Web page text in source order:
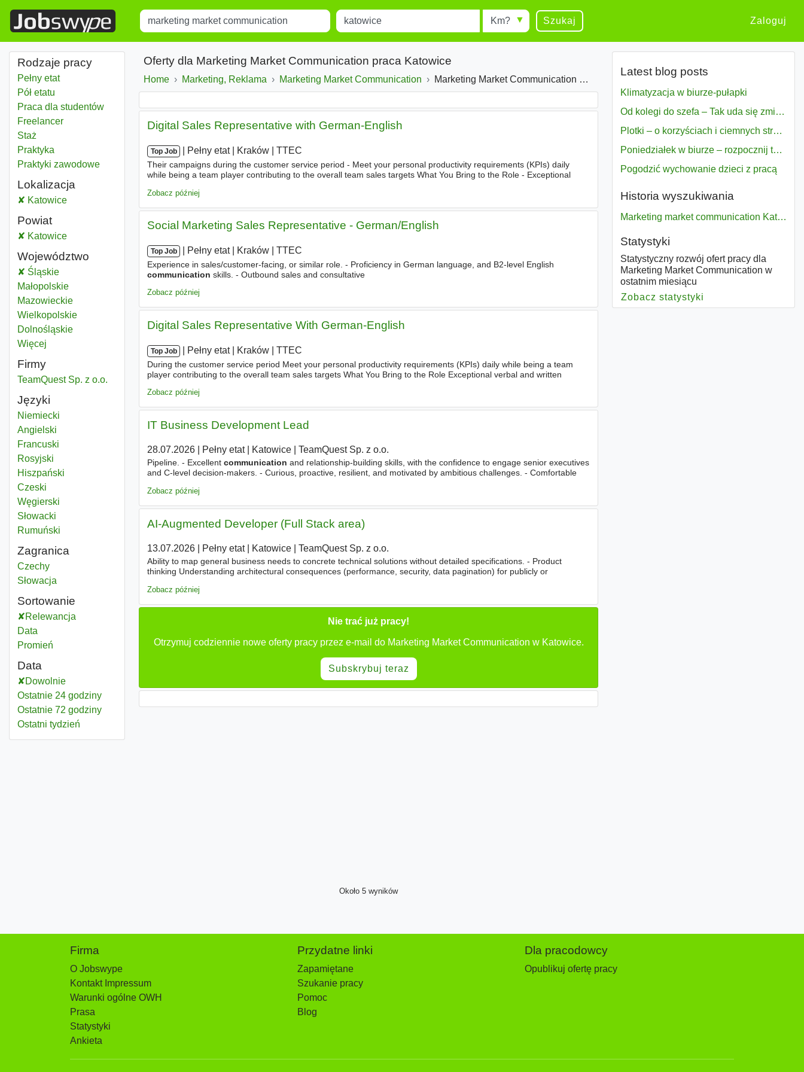
Title Miejscowość Radius Szukaj Zaloguj
Rodzaje pracy
Pełny etat
Pół etatu
Praca dla studentów
Freelancer
Staż
Praktyka
Praktyki zawodowe
Lokalizacja
Marketing market communication
Katowice
Powiat
Marketing market communication
KatowicePowiat
Województwo
Marketing market communication
ŚląskieWojewództwo
Marketing market communication
MałopolskieWojewództwo
Marketing market communication
MazowieckieWojewództwo
Marketing market communication
WielkopolskieWojewództwo
Marketing market communication
DolnośląskieWojewództwo
Więcej
Firmy
TeamQuest Sp. z o.o.
Języki
Niemiecki
Angielski
Francuski
Rosyjski
Hiszpański
Czeski
Węgierski
Słowacki
Rumuński
Zagranica
Marketing market communication
Czechy
Marketing market communication
Słowacja
Sortowanie
Relewancja
Data
Promień
Data
Dowolnie
Ostatnie 24 godziny
Ostatnie 72 godziny
Ostatni tydzień
Oferty dla Marketing Market Communication praca Katowice
Home Marketing, Reklama Marketing Market Communication Marketing Market Communication oferty w Katowice
Digital Sales Representative with German-English
Top Job Pełny etat| Kraków TTEC
Their campaigns during the customer service period - Meet your personal productivity requirements (KPIs) daily
while being a team player contributing to the overall team sales targets What You Bring to the Role - Exceptional
Zobacz później
Social Marketing Sales Representative - German/English
Top Job Pełny etat| Kraków TTEC
Experience in sales/customer-facing, or similar role. - Proficiency in German language, and B2-level English
communication skills. - Outbound sales and consultative
Zobacz później
Digital Sales Representative With German-English
Top Job Pełny etat| Kraków TTEC
During the customer service period Meet your personal productivity requirements (KPIs) daily while being a team
player contributing to the overall team sales targets What You Bring to the Role Exceptional verbal and written
Zobacz później
IT Business Development Lead
28.07.2026| Pełny etat| Katowice| TeamQuest Sp. z o.o.
Pipeline. - Excellent communication and relationship-building skills, with the confidence to engage senior executives
and C-level decision-makers. - Curious, proactive, resilient, and motivated by ambitious challenges. - Comfortable
Zobacz później
AI-Augmented Developer (Full Stack area)
13.07.2026| Pełny etat| Katowice| TeamQuest Sp. z o.o.
Ability to map general business needs to concrete technical solutions without detailed specifications. - Product
thinking Understanding architectural consequences (performance, security, data pagination) for publicly or
Zobacz później
Nie trać już pracy!
Otrzymuj codziennie nowe oferty pracy przez e-mail do Marketing Market Communication w Katowice.
Subskrybuj teraz
Około 5 wyników
Latest blog posts
Klimatyzacja w biurze-pułapki
Od kolegi do szefa – Tak uda się zmiana bezproblemowo
Plotki – o korzyściach i ciemnych stronach
Poniedziałek w biurze – rozpocznij tydzień w pełni zmotywowany
Pogodzić wychowanie dzieci z pracą
Historia wyszukiwania
Marketing market communication Katowice
Statystyki
Statystyczny rozwój ofert pracy dla
Marketing Market Communication w
ostatnim miesiącu
Zobacz statystyki
Firma
O Jobswype
Kontakt Impressum
Warunki ogólne OWH
Prasa
Statystyki
Ankieta
Przydatne linki
Zapamiętane
Szukanie pracy
Pomoc
Blog
Dla pracodowcy
Opublikuj ofertę pracy